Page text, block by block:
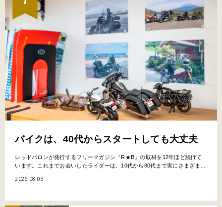
バイクは、40代からスタートしても大丈夫
レッドバロンが発行するフリーマガジン『R★B』の取材を12年ほど続けて
います。これまでお会いしたライダーは、10代から80代まで実にさまざま...
2026.08.03